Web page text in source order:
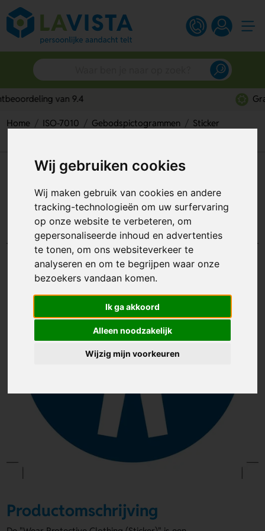
Wij gebruiken cookies
Wij maken gebruik van cookies en andere
tracking-technologieën om uw surfervaring
op onze website te verbeteren, om
gepersonaliseerde inhoud en advertenties
te tonen, om ons websiteverkeer te
analyseren en om te begrijpen waar onze
bezoekers vandaan komen.
Ik ga akkoord
Alleen noodzakelijk
Wijzig mijn voorkeuren
Home ISO-7010 Gebodspictogrammen
Sticker
Wear Protective Clothing
(Sticker)
Artikelnummer: 110720
Productomschrijving